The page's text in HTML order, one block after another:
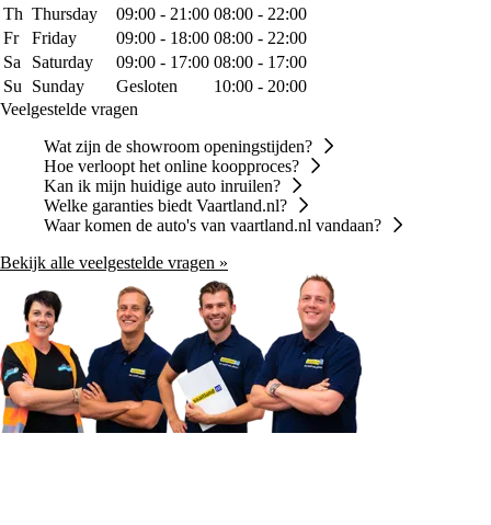
Th Thursday 09:00 - 21:00 08:00 - 22:00
Fr
Friday 09:00 - 18:00 08:00 - 22:00
Sa
Saturday 09:00 - 17:00 08:00 - 17:00
Su
Sunday Gesloten
10:00 - 20:00
Veelgestelde vragen
Wat zijn de showroom openingstijden?
Hoe verloopt het online koopproces?
Kan ik mijn huidige auto inruilen?
Welke garanties biedt Vaartland.nl?
Waar komen de auto's van vaartland.nl vandaan?
Bekijk alle veelgestelde vragen »